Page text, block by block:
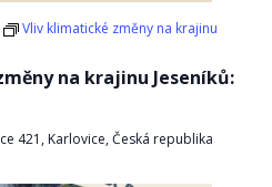
na krajinu Jeseníků:
Vliv klimatické změny na krajinu
421, Karlovice, Česká republika